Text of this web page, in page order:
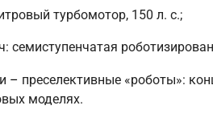
турбомотор, 150 л. с.;
семиступенчатая
– преселективные «роботы»:
моделях.